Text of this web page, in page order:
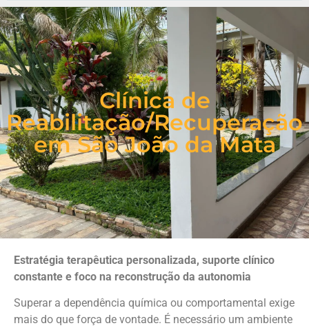
Clínica de
Reabilitação/Recuperação
em São João da Mata
Estratégia terapêutica personalizada, suporte clínico
constante e foco na reconstrução da autonomia
Superar a dependência química ou comportamental exige
mais do que força de vontade. É necessário um ambiente